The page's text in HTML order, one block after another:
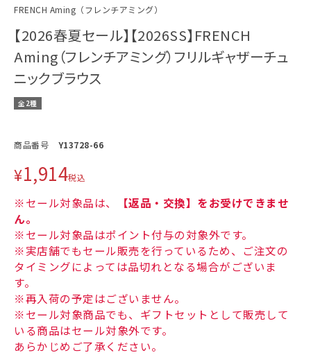
FRENCH Aming（フレンチアミング）
【2026春夏セール】【2026SS】FRENCH
Aming（フレンチアミング）フリルギャザーチュ
ニックブラウス
全2種
商品番号 Y13728-66
¥1,914税込
※セール対象品は、
【返品・交換】をお受けできませ
ん。
※セール対象品はポイント付与の対象外です。
※実店舗でもセール販売を行っているため、ご注文の
タイミングによっては品切れとなる場合がございま
す。
※再入荷の予定はございません。
※セール対象商品でも、ギフトセットとして販売して
いる商品はセール対象外です。
あらかじめご了承ください。